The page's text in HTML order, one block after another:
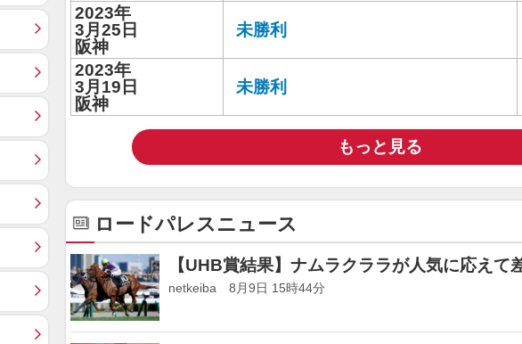
2023年
3月25日
阪神
未勝利
2023年
3月19日
阪神
未勝利
もっと見る
ロードパレスニュース
【UHB賞結果】ナムラクララが人気に応えて
netkeiba 8月9日 15時44分